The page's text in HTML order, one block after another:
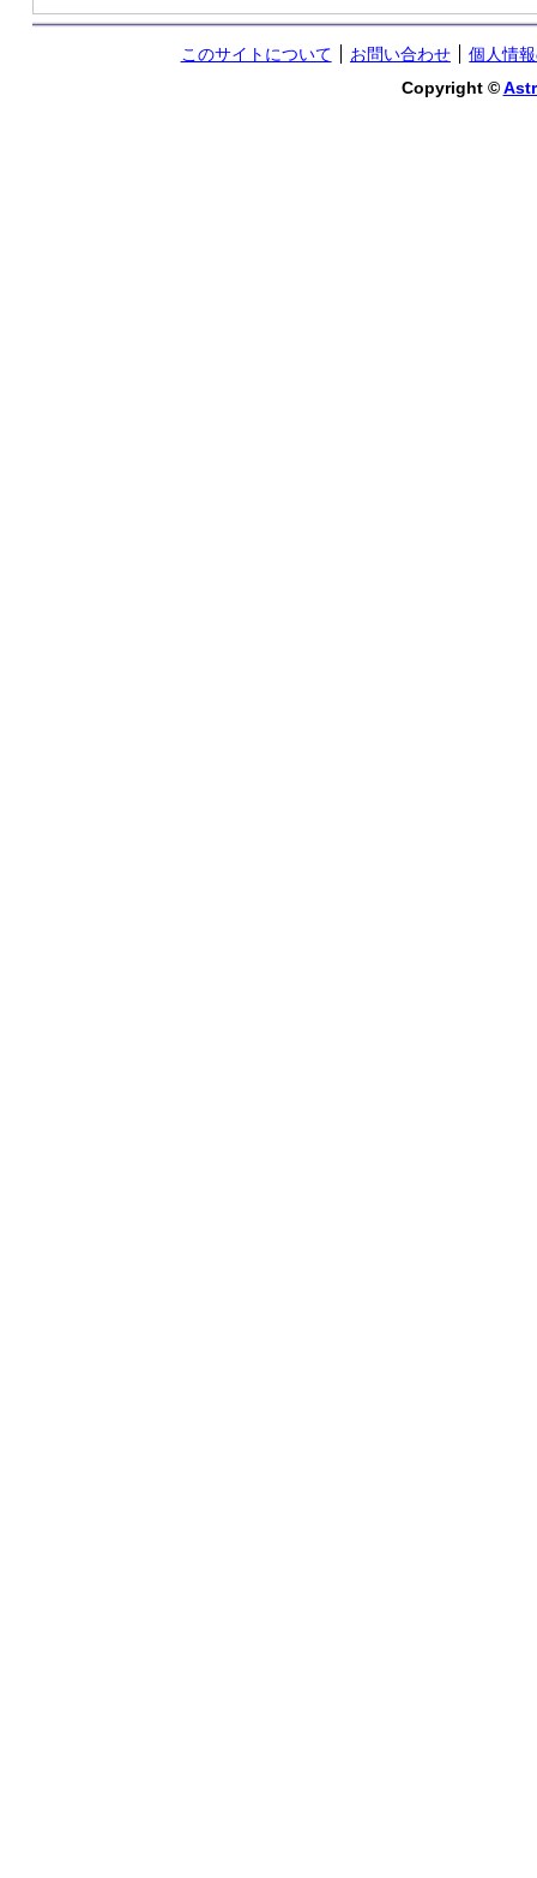
このサイトについて お問い合わせ
個人情
Copyright ©